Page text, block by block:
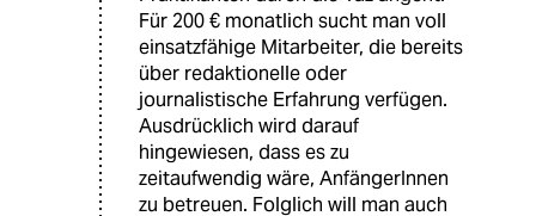
Für 200 € monatlich sucht man voll
einsatzfähige Mitarbeiter, die bereits
über redaktionelle oder
journalistische Erfahrung verfügen.
Ausdrücklich wird darauf
hingewiesen, dass es zu
zeitaufwendig wäre, AnfängerInnen
zu betreuen. Folglich will man auch